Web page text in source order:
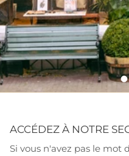
ACCÉDEZ À NOTRE
Si vous n'avez pas le mot